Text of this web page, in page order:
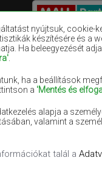
nyújtsuk,
készítésére és a
Ha beleegyezését
ha a beállítások
a 'Mentés és
alapja a
valamint a
talál a
Ibolyaszínű
Lila szőnyegek
Rózsaszín szőnyegek